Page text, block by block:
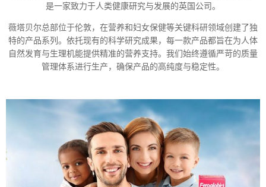
是一家致力于人类健康研究与发展的英国公司。
薇塔贝尔总部位于伦敦，在营养和妇女保健等关键科研领域创建了独
特的产品系列。依托现有的科学研究成果，每一款产品都旨在为人体
自然发育与生理机能提供精准的营养支持。我们始终遵循严苛的质量
管理体系进行生产，确保产品的高纯度与稳定性。